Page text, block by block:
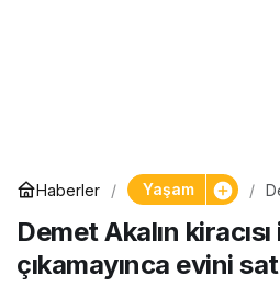
Haberler Yaşam
Demet Akalın
çıkamayınca evini